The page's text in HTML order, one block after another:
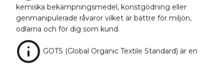
kemiska bekämpningsmedel, konstgödning eller
genmanipulerade råvaror vilket är bättre för miljön,
odlarna och för dig som kund.
GOTS (Global Organic Textile Standard) är en